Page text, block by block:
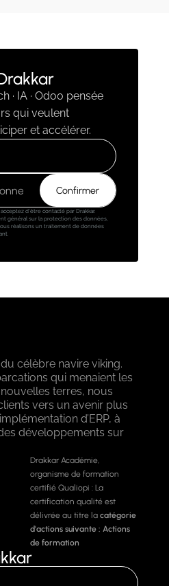
· IA · Odoo pensée
qui veulent
et accélérer.
d'être contacté par Drakkar.
général sur la protection des données,
réalisons un traitement de données
célèbre navire viking.
qui menaient les
terres, nous
vers un avenir plus
d’ERP, à
développements sur
Drakkar Académie,
organisme de formation
certifié Qualiopi : La
certification qualité est
délivrée au titre la catégorie
d'actions suivante : Actions
de formation